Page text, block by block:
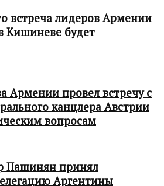
встреча лидеров Армении
Кишиневе будет
Армении провел встречу с
канцлера Австрии
вопросам
Пашинян принял
Аргентины